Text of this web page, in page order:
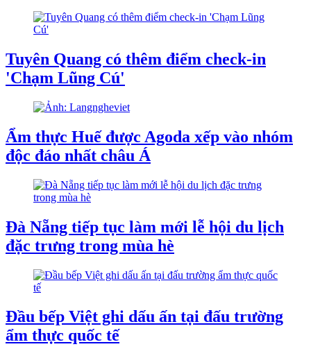
Tuyên Quang có thêm điểm check-in
'Chạm Lũng Cú'
Ẩm thực Huế được Agoda xếp vào nhóm
độc đáo nhất châu Á
Đà Nẵng tiếp tục làm mới lễ hội du lịch
đặc trưng trong mùa hè
Đầu bếp Việt ghi dấu ấn tại đấu trường
ẩm thực quốc tế